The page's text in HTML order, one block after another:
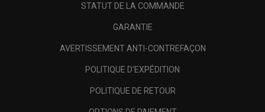
STATUT DE LA COMMANDE
GARANTIE
AVERTISSEMENT ANTI-CONTREFAÇON
POLITIQUE D'EXPÉDITION
POLITIQUE DE RETOUR